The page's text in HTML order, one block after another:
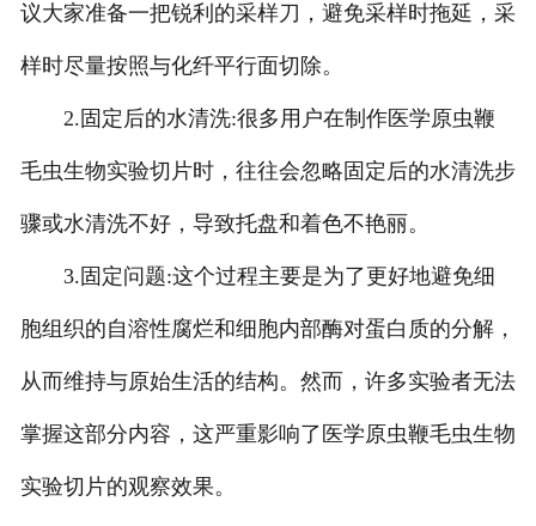
- 甘肃中小学实验指导书
议大家准备一把锐利的采样刀，避免采样时拖延，采
样时尽量按照与化纤平行面切除。
2.固定后的水清洗:很多用户在制作医学原虫鞭
毛虫生物实验切片时，往往会忽略固定后的水清洗步
骤或水清洗不好，导致托盘和着色不艳丽。
3.固定问题:这个过程主要是为了更好地避免细
胞组织的自溶性腐烂和细胞内部酶对蛋白质的分解，
从而维持与原始生活的结构。然而，许多实验者无法
掌握这部分内容，这严重影响了医学原虫鞭毛虫生物
实验切片的观察效果。